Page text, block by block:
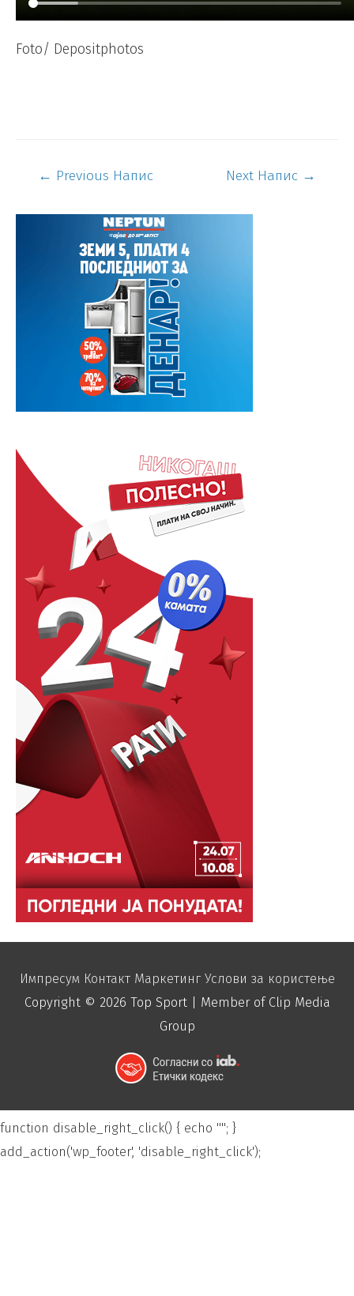
Foto/ Depositphotos
← Previous Напис Next Напис →
Импресум Контакт Маркетинг Услови за користење
Copyright © 2026 Top Sport| Member of Clip Media
Group
function disable_right_click() { echo ""; }
add_action('wp_footer', 'disable_right_click');